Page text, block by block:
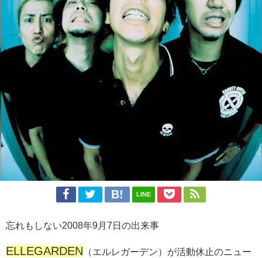
LINE
忘れもしない2008年9月7日の出来事
ELLEGARDEN
（エルレガーデン）が活動休止のニュー